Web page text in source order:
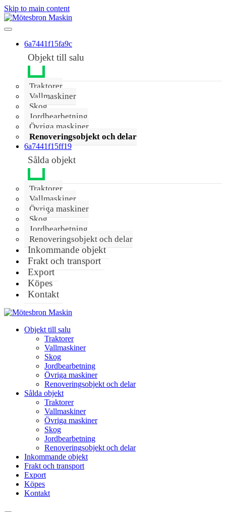
Skip to main content
6a7441f15fa9c
Objekt till salu
Traktorer
Vallmaskiner
Skog
Jordbearbetning
Övriga maskiner
Renoveringsobjekt och delar
6a7441f15ff19
Sålda objekt
Traktorer
Vallmaskiner
Övriga maskiner
Skog
Jordbearbetning
Renoveringsobjekt och delar
Inkommande objekt
Frakt och transport
Export
Köpes
Kontakt
Objekt till salu
Traktorer
Vallmaskiner
Skog
Jordbearbetning
Övriga maskiner
Renoveringsobjekt och delar
Sålda objekt
Traktorer
Vallmaskiner
Övriga maskiner
Skog
Jordbearbetning
Renoveringsobjekt och delar
Inkommande objekt
Frakt och transport
Export
Köpes
Kontakt